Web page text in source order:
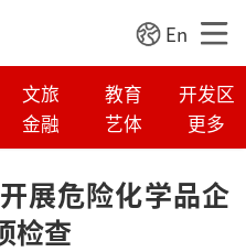
En
文旅 教育
开发区
金融 艺体 更多
展危险化学品企
检查